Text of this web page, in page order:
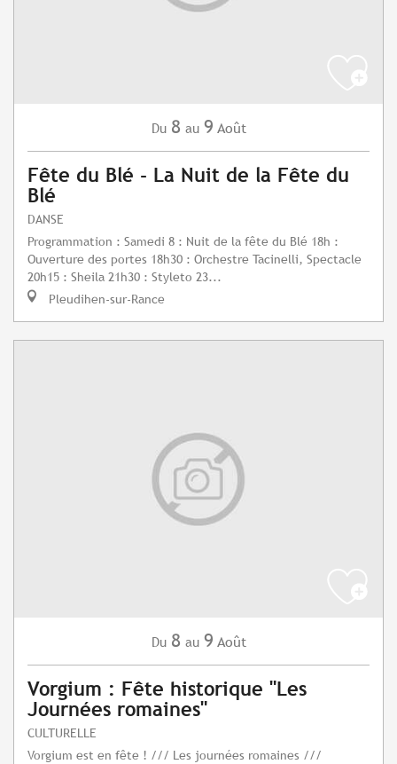
Du 8 au 9 Août
Fête du Blé - La Nuit de la Fête du
Blé
DANSE
Programmation : Samedi 8 : Nuit de la fête du Blé 18h :
Ouverture des portes 18h30 : Orchestre Tacinelli, Spectacle
20h15 : Sheila 21h30 : Styleto 23...
Pleudihen-sur-Rance
Du 8 au 9 Août
Vorgium : Fête historique "Les
Journées romaines"
CULTURELLE
Vorgium est en fête ! /// Les journées romaines ///